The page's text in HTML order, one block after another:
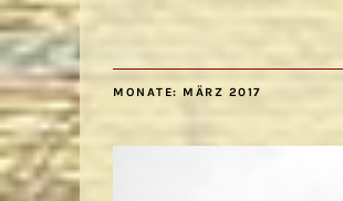
MONATE: MÄRZ 2017